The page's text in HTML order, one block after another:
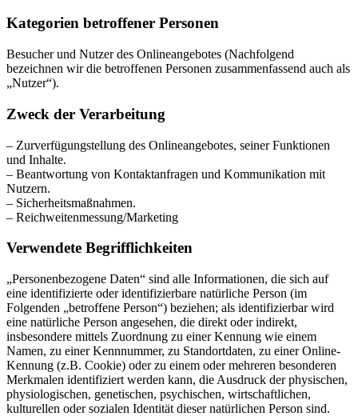
Kategorien betroffener Personen
Besucher und Nutzer des Onlineangebotes (Nachfolgend
bezeichnen wir die betroffenen Personen zusammenfassend auch als
„Nutzer“).
Zweck der Verarbeitung
– Zurverfügungstellung des Onlineangebotes, seiner Funktionen
und Inhalte.
– Beantwortung von Kontaktanfragen und Kommunikation mit
Nutzern.
– Sicherheitsmaßnahmen.
– Reichweitenmessung/Marketing
Verwendete Begrifflichkeiten
„Personenbezogene Daten“ sind alle Informationen, die sich auf
eine identifizierte oder identifizierbare natürliche Person (im
Folgenden „betroffene Person“) beziehen; als identifizierbar wird
eine natürliche Person angesehen, die direkt oder indirekt,
insbesondere mittels Zuordnung zu einer Kennung wie einem
Namen, zu einer Kennnummer, zu Standortdaten, zu einer Online-
Kennung (z.B. Cookie) oder zu einem oder mehreren besonderen
Merkmalen identifiziert werden kann, die Ausdruck der physischen,
physiologischen, genetischen, psychischen, wirtschaftlichen,
kulturellen oder sozialen Identität dieser natürlichen Person sind.